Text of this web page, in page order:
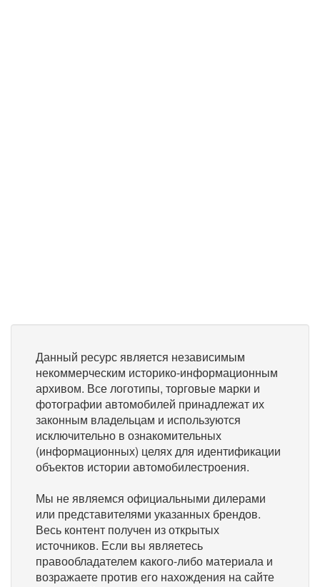
Данный ресурс является независимым
некоммерческим историко-информационным
архивом. Все логотипы, торговые марки и
фотографии автомобилей принадлежат их
законным владельцам и используются
исключительно в ознакомительных
(информационных) целях для идентификации
объектов истории автомобилестроения.
Мы не являемся официальными дилерами
или представителями указанных брендов.
Весь контент получен из открытых
источников. Если вы являетесь
правообладателем какого-либо материала и
возражаете против его нахождения на сайте